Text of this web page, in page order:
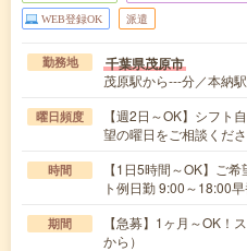
WEB登録OK 派遣
勤務地 千葉県茂原市
茂原駅から---分／本納
曜日頻度
【週2日～OK】シフト
望の曜日をご相談くださ
時間
【1日5時間～OK】ご
ト例日勤 9:00～18:00
期間
【急募】1ヶ月～OK！
から）